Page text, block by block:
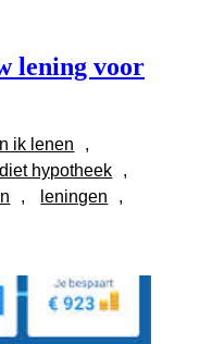
lening voor
ik lenen
hypotheek
, leningen